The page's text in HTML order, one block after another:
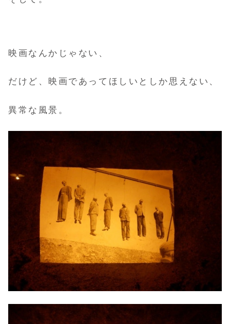
映画なんかじゃない、
だけど、映画であってほしいとしか思えない、
異常な風景。